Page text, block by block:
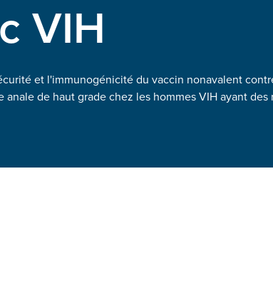
VIH
et l'immunogénicité du vaccin nonavalent
de haut grade chez les hommes VIH ayant des